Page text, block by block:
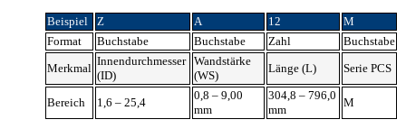
Beispiel Z A 12
M
Format
Buchstabe Buchstabe Zahl
Buchstabe
Merkmal
Innendurchmesser
(ID)
Wandstärke
(WS)
Länge (L) Serie PCS
Bereich 1,6 – 25,4
0,8 – 9,00
mm
304,8 – 796,0
mm
M